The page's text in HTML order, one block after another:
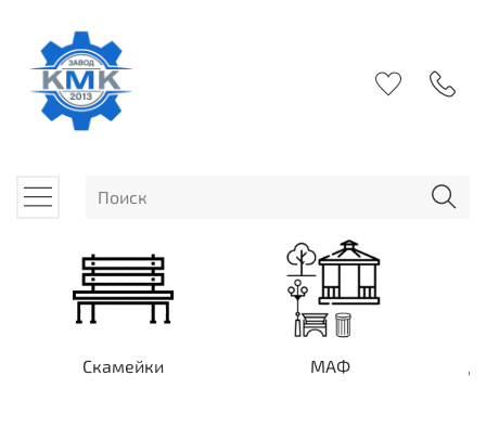
Скамейки МАФ